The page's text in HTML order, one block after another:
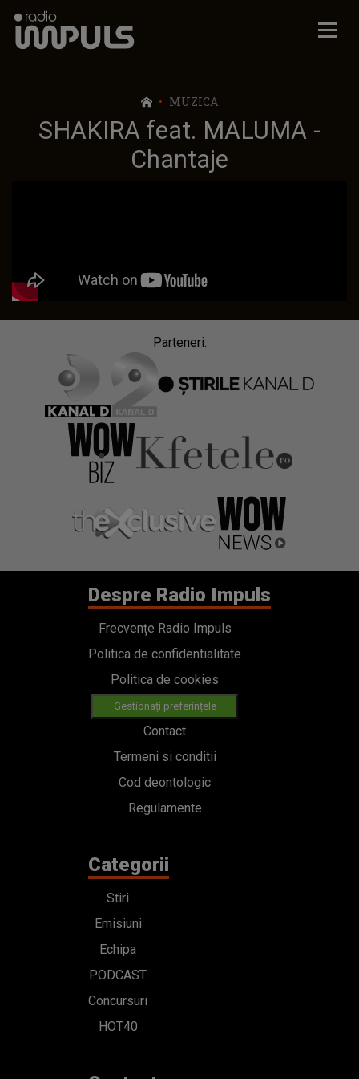
Radio Impuls
MUZICA
SHAKIRA feat. MALUMA -
Chantaje
Parteneri:
Despre Radio Impuls
Frecvențe Radio Impuls
Politica de confidentialitate
Politica de cookies
Gestionați preferințele
Contact
Termeni si conditii
Cod deontologic
Regulamente
Categorii
Stiri
Emisiuni
Echipa
PODCAST
Concursuri
HOT40